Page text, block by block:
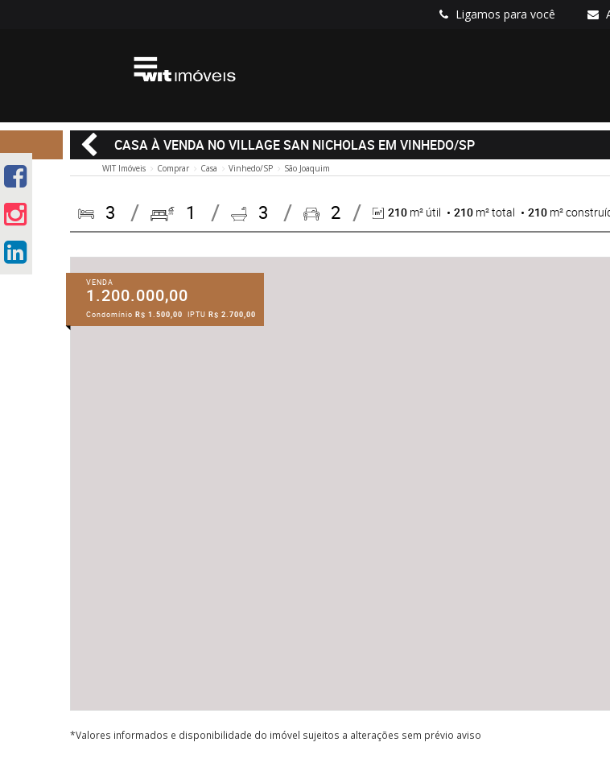
Ligamos para você
CASA À VENDA NO VILLAGE SAN NICHOLAS EM VINHEDO/SP
WIT Imóveis Comprar Casa Vinhedo/SP São Joaquim
3 1 3 2 210 m² útil 210 m² total 210 m²
VENDA
1.200.000,00
Condomínio R$ 1.500,00 IPTU R$ 2.700,00
*Valores informados e disponibilidade do imóvel sujeitos a alterações sem prévio aviso